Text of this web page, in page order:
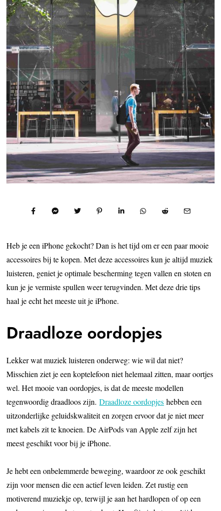
Heb je een iPhone gekocht? Dan is het tijd om er een paar mooie
accessoires bij te kopen. Met deze accessoires kun je altijd muziek
luisteren, geniet je optimale bescherming tegen vallen en stoten en
kun je je vermiste spullen weer terugvinden. Met deze drie tips
haal je echt het meeste uit je iPhone.
Draadloze oordopjes
Lekker wat muziek luisteren onderweg: wie wil dat niet?
Misschien ziet je een koptelefoon niet helemaal zitten, maar oortjes
wel. Het mooie van oordopjes, is dat de meeste modellen
tegenwoordig draadloos zijn.Draadloze oordopjes hebben een
uitzonderlijke geluidskwaliteit en zorgen ervoor dat je niet meer
met kabels zit te knoeien. De AirPods van Apple zelf zijn het
meest geschikt voor bij je iPhone.
Je hebt een onbelemmerde beweging, waardoor ze ook geschikt
zijn voor mensen die een actief leven leiden. Zet rustig een
motiverend muziekje op, terwijl je aan het hardlopen of op een